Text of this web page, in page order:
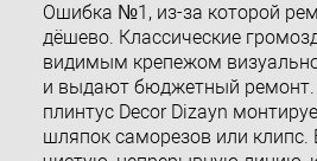
Ошибка №1, из-за которой
дёшево. Классические
видимым крепежом
и выдают бюджетный
плинтус Decor Dizayn
шляпок саморезов или клипс.